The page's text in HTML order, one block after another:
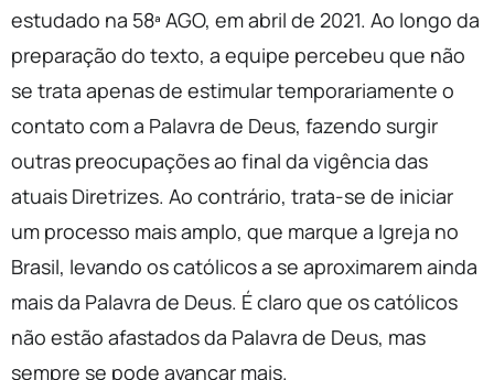
estudado na 58ª AGO, em abril de 2021. Ao longo da
preparação do texto, a equipe percebeu que não
se trata apenas de estimular temporariamente o
contato com a Palavra de Deus, fazendo surgir
outras preocupações ao final da vigência das
atuais Diretrizes. Ao contrário, trata-se de iniciar
um processo mais amplo, que marque a Igreja no
Brasil, levando os católicos a se aproximarem ainda
mais da Palavra de Deus. É claro que os católicos
não estão afastados da Palavra de Deus, mas
sempre se pode avançar mais.